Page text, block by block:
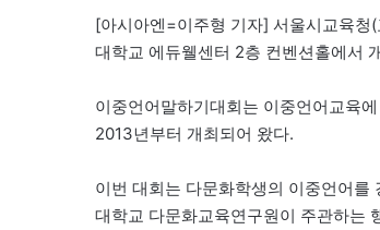
[아시아엔=이주형 기자] 서울시교육
대학교 에듀웰센터 2층 컨벤션홀에서
이중언어말하기대회는 이중언어교육
2013년부터 개최되어 왔다.
이번 대회는 다문화학생의 이중언어
대학교 다문화교육연구원이 주관하는